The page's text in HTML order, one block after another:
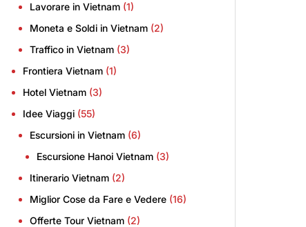
Lavorare in Vietnam (1)
Moneta e Soldi in Vietnam (2)
Traffico in Vietnam (3)
Frontiera Vietnam (1)
Hotel Vietnam (3)
Idee Viaggi (55)
Escursioni in Vietnam (6)
Escursione Hanoi Vietnam (3)
Itinerario Vietnam (2)
Miglior Cose da Fare e Vedere (16)
Offerte Tour Vietnam (2)